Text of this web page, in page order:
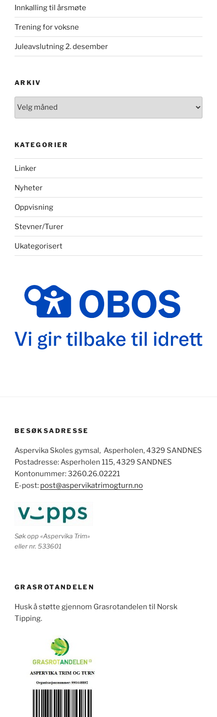
Innkalling til årsmøte
Trening for voksne
Juleavslutning 2. desember
ARKIV
KATEGORIER
Linker
Nyheter
Oppvisning
Stevner/Turer
Ukategorisert
BESØKSADRESSE
Aspervika Skoles gymsal, Asperholen, 4329 SANDNES
Postadresse: Asperholen 115, 4329 SANDNES
Kontonummer: 3260.26.02221
E-post: post@aspervikatrimogturn.no
Søk opp «Aspervika Trim»
eller nr. 533601
GRASROTANDELEN
Husk å støtte gjennom Grasrotandelen til Norsk
Tipping.